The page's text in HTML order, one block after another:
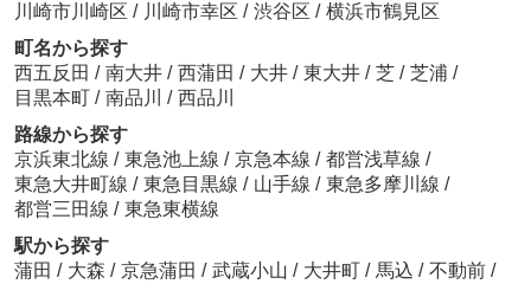
川崎市川崎区 / 川崎市幸区 / 渋谷区 / 横浜市鶴見区
町名から探す
西五反田 / 南大井 / 西蒲田 / 大井 / 東大井 / 芝 / 芝浦 /
目黒本町 / 南品川 / 西品川
路線から探す
京浜東北線 / 東急池上線 / 京急本線 / 都営浅草線 /
東急大井町線 / 東急目黒線 / 山手線 / 東急多摩川線 /
都営三田線 / 東急東横線
駅から探す
蒲田 / 大森 / 京急蒲田 / 武蔵小山 / 大井町 / 馬込 / 不動前 /